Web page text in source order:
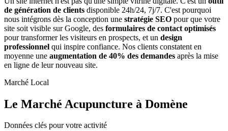
de génération de clients disponible 24h/24, 7j/7. C'est pourquoi
nous intégrons dès la conception une stratégie SEO pour que votre
site soit visible sur Google, des formulaires de contact optimisés
pour transformer les visiteurs en prospects, et un design
professionnel qui inspire confiance. Nos clients constatent en
moyenne une augmentation de 40% des demandes après la mise
en ligne de leur nouveau site.
Marché Local
Le Marché Acupuncture à Domène
Données clés pour votre activité